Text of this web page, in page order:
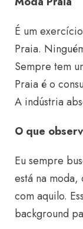
É um
Praia.
Sempre tem
Praia é o
A indústria
O que
Eu sempre
está na
com aquilo.
background